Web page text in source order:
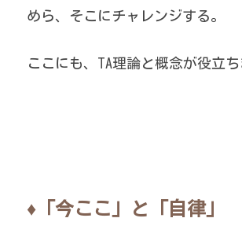
めら、そこにチャレンジする。
ここにも、TA理論と概念が役立ち
♦「今ここ」と「自律」